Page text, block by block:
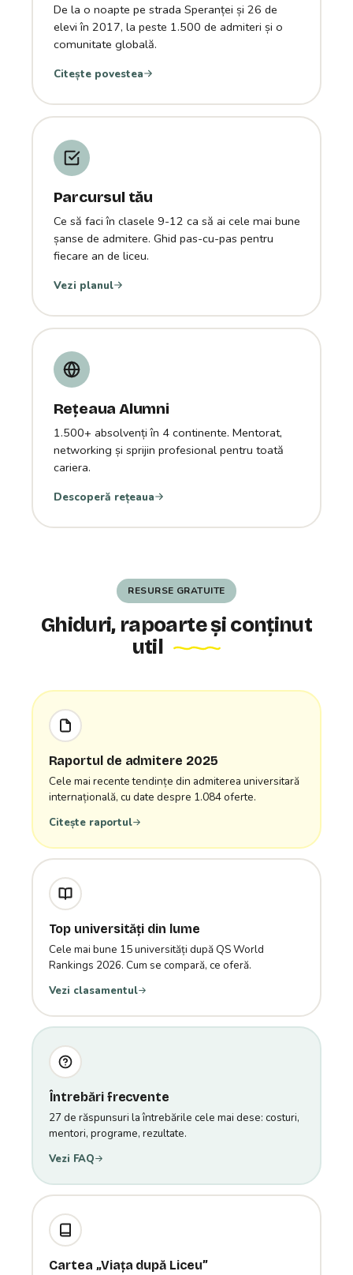
De la o noapte pe strada Speranței și 26 de
elevi în 2017, la peste 1.500 de admiteri și o
comunitate globală.
Citește povestea
Parcursul tău
Ce să faci în clasele 9-12 ca să ai cele mai bune
șanse de admitere. Ghid pas-cu-pas pentru
fiecare an de liceu.
Vezi planul
Rețeaua Alumni
1.500+ absolvenți în 4 continente. Mentorat,
networking și sprijin profesional pentru toată
cariera.
Descoperă rețeaua
RESURSE GRATUITE
Ghiduri, rapoarte și conținut
util
Raportul de admitere 2025
Cele mai recente tendințe din admiterea universitară
internațională, cu date despre 1.084 oferte.
Citește raportul
Top universități din lume
Cele mai bune 15 universități după QS World
Rankings 2026. Cum se compară, ce oferă.
Vezi clasamentul
Întrebări frecvente
27 de răspunsuri la întrebările cele mai dese: costuri,
mentori, programe, rezultate.
Vezi FAQ
Cartea „Viața după Liceu”